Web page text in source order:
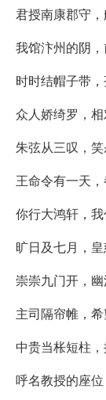
君授南康郡守，
我馆汴州的阴，
时时结帽子带，
众人娇绮罗，相
朱弦从三叹，笑
王命令有一天，
你行大鸿轩，我
旷日及七月，皇
崇崇九门开，幽
主司隔帘帷，希
中贵当枨短柱，
呼名教授的座位